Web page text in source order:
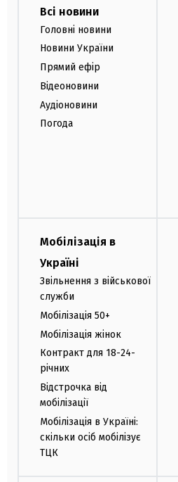
Всі новини
Головні новини
Новини України
Прямий ефір
Відеоновини
Аудіоновини
Погода
Мобілізація в
Україні
Звільнення з військової
служби
Мобілізація 50+
Мобілізація жінок
Контракт для 18-24-
річних
Відстрочка від
мобілізації
Мобілізація в Україні:
скільки осіб мобілізує
ТЦК